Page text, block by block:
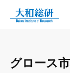
グロース